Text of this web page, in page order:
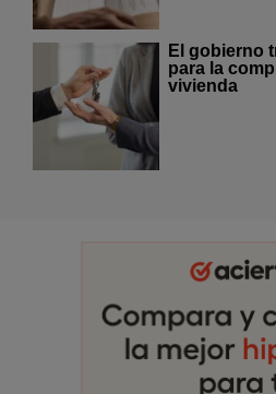
El gobierno
para la
vivienda